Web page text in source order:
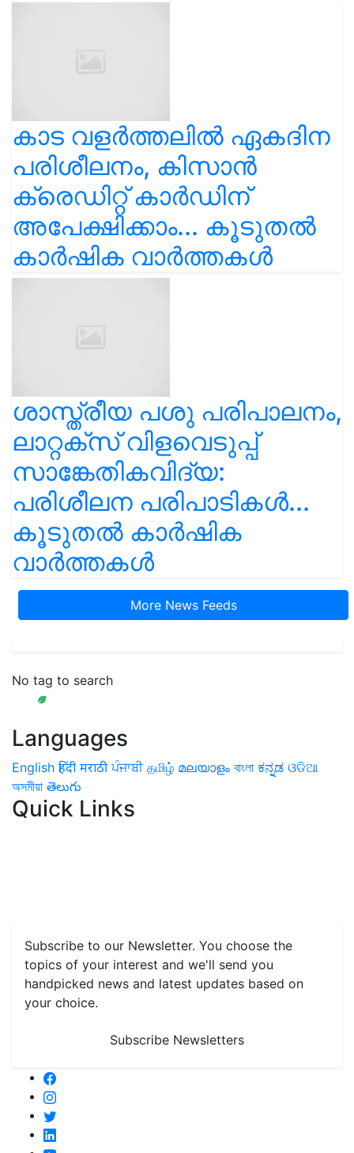
കാട വളര്‍ത്തലിൽ ഏകദിന
പരിശീലനം, കിസാൻ
ക്രെഡിറ്റ് കാർഡിന്
അപേക്ഷിക്കാം... കൂടുതൽ
കാർഷിക വാർത്തകൾ
ശാസ്ത്രീയ പശു പരിപാലനം,
ലാറ്റക്സ് വിളവെടുപ്പ്
സാങ്കേതികവിദ്യ:
പരിശീലന പരിപാടികൾ...
കൂടുതൽ കാർഷിക
വാർത്തകൾ
More News Feeds
No tag to search
Languages
English हिंदी मराठी ਪੰਜਾਬੀ தமிழ் മലയാളം বাংলা ಕನ್ನಡ ଓଡିଆ
অসমীয়া తెలుగు
Quick Links
Subscribe to our Newsletter. You choose the
topics of your interest and we'll send you
handpicked news and latest updates based on
your choice.
Subscribe Newsletters